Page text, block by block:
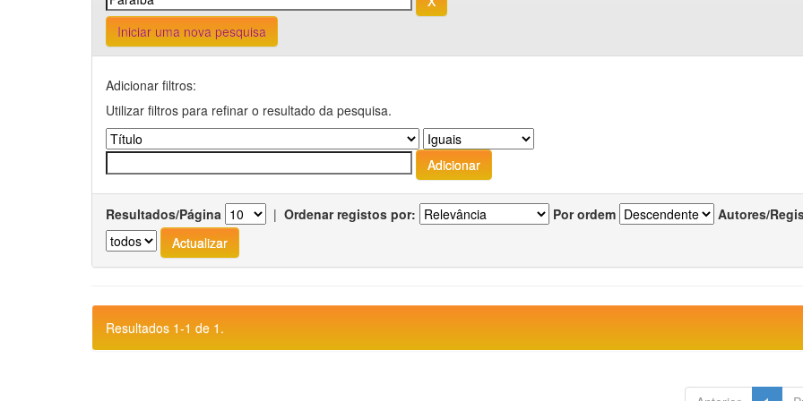
Iniciar uma nova pesquisa
Adicionar filtros:
Utilizar filtros para refinar o resultado da pesquisa.
Resultados/Página | Ordenar registos por: Por ordem Autores/
Resultados 1-1 de 1.